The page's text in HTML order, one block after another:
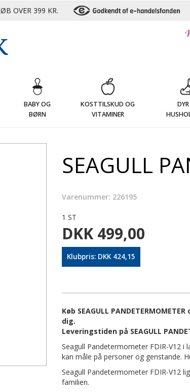
OVER 399 KR.
BABY OG
BØRN
KOSTTILSKUD OG
VITAMINER
SEAGULL
Varenummer: 226195
1 ST
DKK 499,00
Klubpris: DKK 424,15
Køb SEAGULL
dig.
Leveringstiden på SEAGULL
Seagull Pandetermometer FDIR-V12
kan måle på personer og genstande.
Seagull Pandetermometer FDIR-V12
familien.